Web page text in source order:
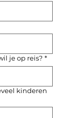
je op reis? *
kinderen